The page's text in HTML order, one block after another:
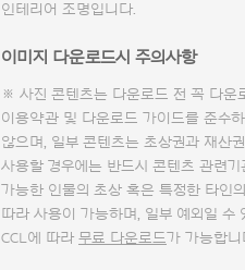
인테리어 조명입니다.
이미지 다운로드시 주의사항
※ 사진 콘텐츠는 다운로드 전 꼭 다운
이용약관 및 다운로드 가이드를 준수
않으며, 일부 콘텐츠는 초상권과 재산
사용할 경우에는 반드시 콘텐츠 관련
가능한 인물의 초상 혹은 특정한 타인
따라 사용이 가능하며, 일부 예외일
CCL에 따라 무료 다운로드가 가능합니